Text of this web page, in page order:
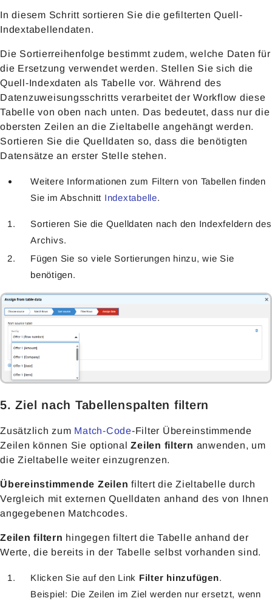
In diesem Schritt sortieren Sie die gefilterten Quell-
Indextabellendaten.
Die Sortierreihenfolge bestimmt zudem, welche Daten für
die Ersetzung verwendet werden. Stellen Sie sich die
Quell-Indexdaten als Tabelle vor. Während des
Datenzuweisungsschritts verarbeitet der Workflow diese
Tabelle von oben nach unten. Das bedeutet, dass nur die
obersten Zeilen an die Zieltabelle angehängt werden.
Sortieren Sie die Quelldaten so, dass die benötigten
Datensätze an erster Stelle stehen.
Weitere Informationen zum Filtern von Tabellen finden
Sie im Abschnitt Indextabelle.
Sortieren Sie die Quelldaten nach den Indexfeldern des
Archivs.
Fügen Sie so viele Sortierungen hinzu, wie Sie
benötigen.
5. Ziel nach Tabellenspalten filtern
Zusätzlich zum Match-Code-Filter Übereinstimmende
Zeilen können Sie optionalZeilen filtern anwenden, um
die Zieltabelle weiter einzugrenzen.
Übereinstimmende Zeilen filtert die Zieltabelle durch
Vergleich mit externen Quelldaten anhand des von Ihnen
angegebenen Matchcodes.
Zeilen filtern hingegen filtert die Tabelle anhand der
Werte, die bereits in der Tabelle selbst vorhanden sind.
Klicken Sie auf den Link Filter hinzufügen.
Beispiel: Die Zeilen im Ziel werden nur ersetzt, wenn